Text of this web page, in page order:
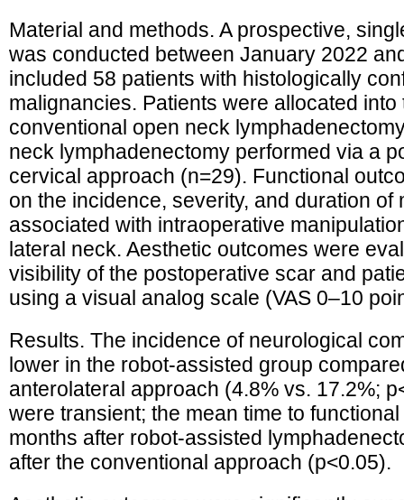
Material and methods. A prospective,
was conducted between January 2022
included 58 patients with histologically
malignancies. Patients were allocated
conventional open neck
neck lymphadenectomy performed via a
cervical approach (n=29). Functional
on the incidence, severity, and duration
associated with intraoperative
lateral neck. Aesthetic outcomes were
visibility of the postoperative scar and
using a visual analog scale (VAS 0–10
Results. The incidence of neurological
lower in the robot-assisted group
anterolateral approach (4.8% vs. 17.2%;
were transient; the mean time to
months after robot-assisted
after the conventional approach (p<0.05).